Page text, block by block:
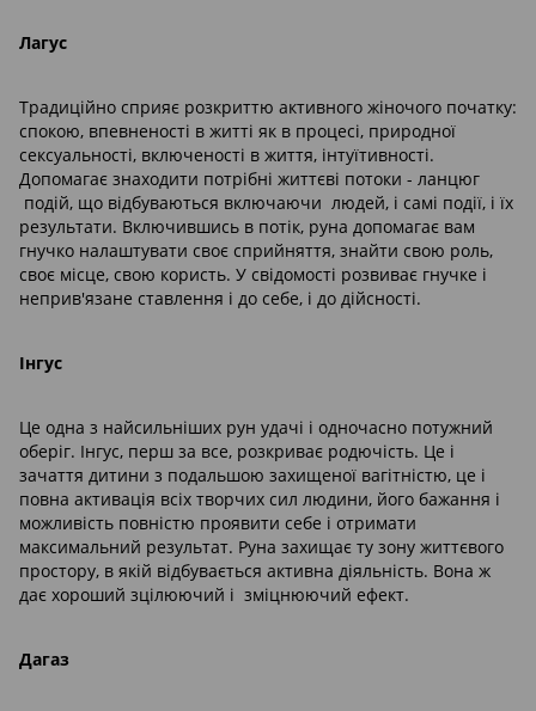
Лагус
Традиційно сприяє розкриттю активного жіночого початку:
спокою, впевненості в житті як в процесі, природної
сексуальності, включеності в життя, інтуїтивності.
Допомагає знаходити потрібні життєві потоки - ланцюг
подій, що відбуваються включаючи людей, і самі події, і їх
результати. Включившись в потік, руна допомагає вам
гнучко налаштувати своє сприйняття, знайти свою роль,
своє місце, свою користь. У свідомості розвиває гнучке і
неприв'язане ставлення і до себе, і до дійсності.
Інгус
Це одна з найсильніших рун удачі і одночасно потужний
оберіг. Інгус, перш за все, розкриває родючість. Це і
зачаття дитини з подальшою захищеної вагітністю, це і
повна активація всіх творчих сил людини, його бажання і
можливість повністю проявити себе і отримати
максимальний результат. Руна захищає ту зону життєвого
простору, в якій відбувається активна діяльність. Вона ж
дає хороший зцілюючий і зміцнюючий ефект.
Дагаз